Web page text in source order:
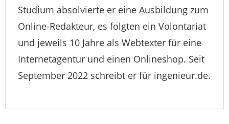
Studium absolvierte er eine Ausbildung zum
Online-Redakteur, es folgten ein Volontariat
und jeweils 10 Jahre als Webtexter für eine
Internetagentur und einen Onlineshop. Seit
September 2022 schreibt er für ingenieur.de.